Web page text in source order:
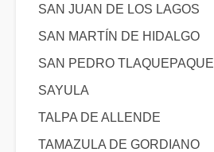
SAN JUAN DE LOS LAGOS
SAN MARTÍN DE HIDALGO
SAN PEDRO TLAQUEPAQUE
SAYULA
TALPA DE ALLENDE
TAMAZULA DE GORDIANO